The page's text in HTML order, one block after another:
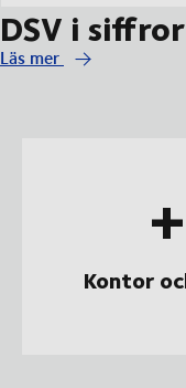
DSV i siffror
Läs mer
Kontor